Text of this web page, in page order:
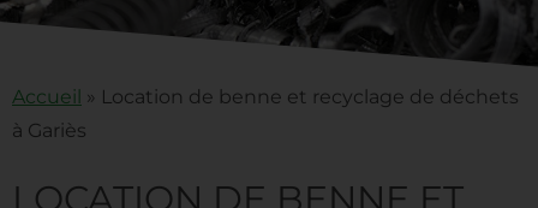
Accueil » Location de benne et recyclage de déchets
à Gariès
LOCATION DE BENNE ET